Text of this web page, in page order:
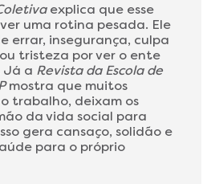
explica que esse
uma rotina pesada. Ele
errar, insegurança, culpa
tristeza por ver o ente
Já a Revista da Escola de
mostra que muitos
trabalho, deixam os
da vida social para
gera cansaço, solidão e
para o próprio